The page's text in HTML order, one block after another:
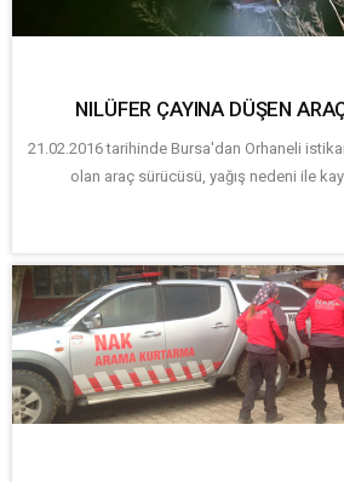
NILÜFER ÇAYINA DÜŞEN
21.02.2016 tarihinde Bursa'dan Orhaneli
olan araç sürücüsü, yağış nedeni ile